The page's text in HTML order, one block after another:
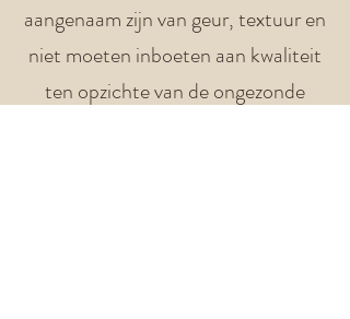
aangenaam zijn van geur, textuur en
niet moeten inboeten aan kwaliteit
ten opzichte van de ongezonde